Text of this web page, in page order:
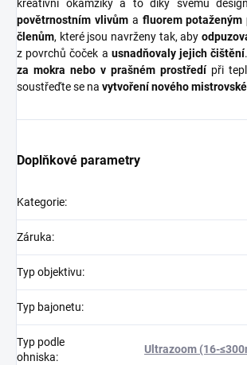
kreativní okamžiky a to díky svému
povětrnostním vlivůma fluorem
členům, které jsou navrženy tak, aby
z povrchů čoček a usnadňovaly jejich čištění.
za mokra nebo v prašném prostředípři
soustřeďte se na vytvoření nového
Doplňkové parametry
Kategorie:
Záruka:
Typ objektivu:
Typ bajonetu:
Typ podle
ohniska:
Ultrazoom (16-